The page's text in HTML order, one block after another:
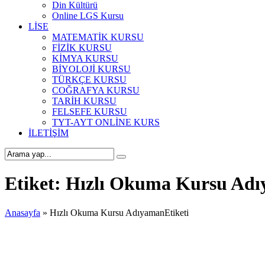
Din Kültürü
Online LGS Kursu
LİSE
MATEMATİK KURSU
FİZİK KURSU
KİMYA KURSU
BİYOLOJİ KURSU
TÜRKÇE KURSU
COĞRAFYA KURSU
TARİH KURSU
FELSEFE KURSU
TYT-AYT ONLİNE KURS
İLETİŞİM
Etiket: Hızlı Okuma Kursu
Anasayfa » Hızlı Okuma Kursu AdıyamanEtiketi